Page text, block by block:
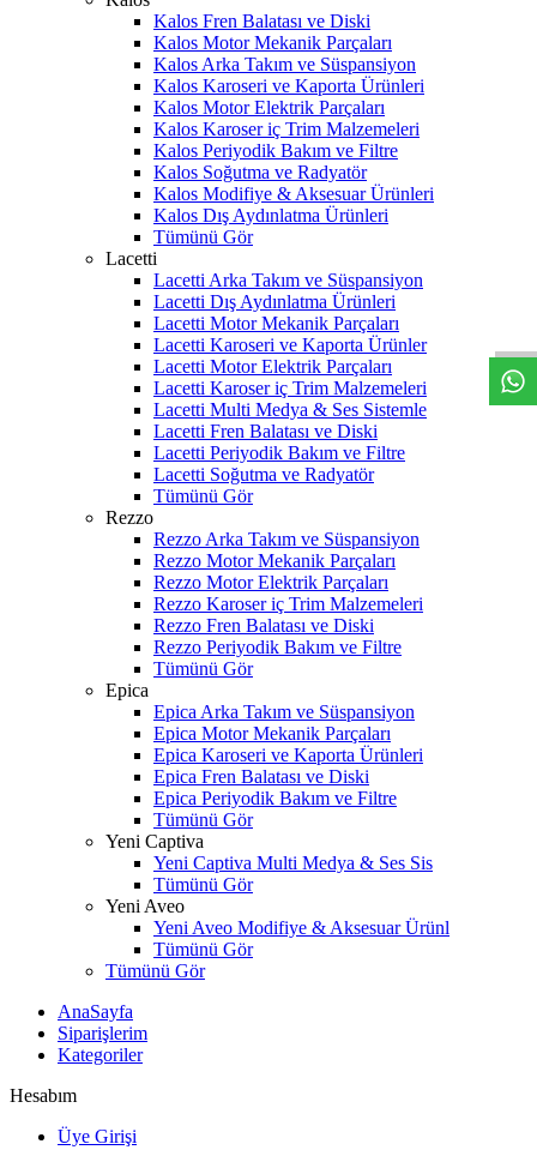
Kalos Fren Balatası ve Diski
Kalos Motor Mekanik Parçaları
Kalos Arka Takım ve Süspansiyon
Kalos Karoseri ve Kaporta Ürünleri
Kalos Motor Elektrik Parçaları
Kalos Karoser iç Trim Malzemeleri
Kalos Periyodik Bakım ve Filtre
Kalos Soğutma ve Radyatör
Kalos Modifiye & Aksesuar Ürünleri
Kalos Dış Aydınlatma Ürünleri
Tümünü Gör
Lacetti
Lacetti Arka Takım ve Süspansiyon
Lacetti Dış Aydınlatma Ürünleri
Lacetti Motor Mekanik Parçaları
Lacetti Karoseri ve Kaporta Ürünler
Lacetti Motor Elektrik Parçaları
Lacetti Karoser iç Trim Malzemeleri
Lacetti Multi Medya & Ses Sistemle
Lacetti Fren Balatası ve Diski
Lacetti Periyodik Bakım ve Filtre
Lacetti Soğutma ve Radyatör
Tümünü Gör
Rezzo
Rezzo Arka Takım ve Süspansiyon
Rezzo Motor Mekanik Parçaları
Rezzo Motor Elektrik Parçaları
Rezzo Karoser iç Trim Malzemeleri
Rezzo Fren Balatası ve Diski
Rezzo Periyodik Bakım ve Filtre
Tümünü Gör
Epica
Epica Arka Takım ve Süspansiyon
Epica Motor Mekanik Parçaları
Epica Karoseri ve Kaporta Ürünleri
Epica Fren Balatası ve Diski
Epica Periyodik Bakım ve Filtre
Tümünü Gör
Yeni Captiva
Yeni Captiva Multi Medya & Ses Sis
Tümünü Gör
Yeni Aveo
Yeni Aveo Modifiye & Aksesuar Ürünl
Tümünü Gör
Tümünü Gör
AnaSayfa
Siparişlerim
Kategoriler
Hesabım
Üye Girişi